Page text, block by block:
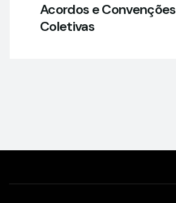
Acordos e Convenções
Coletivas